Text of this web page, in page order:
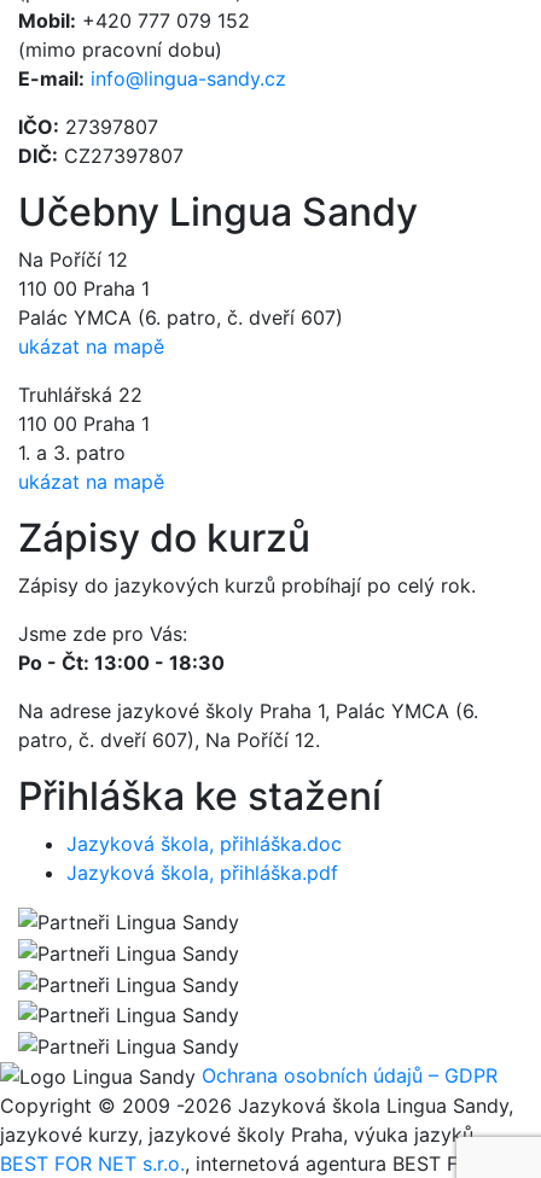
Mobil: +420 777 079 152
(mimo pracovní dobu)
E-mail: info@lingua-sandy.cz
IČO: 27397807
DIČ: CZ27397807
Učebny Lingua Sandy
Na Poříčí 12
110 00 Praha 1
Palác YMCA (6. patro, č. dveří 607)
ukázat na mapě
Truhlářská 22
110 00 Praha 1
1. a 3. patro
ukázat na mapě
Zápisy do kurzů
Zápisy do jazykových kurzů probíhají po celý rok.
Jsme zde pro Vás:
Po - Čt: 13:00 - 18:30
Na adrese jazykové školy Praha 1, Palác YMCA (6.
patro, č. dveří 607), Na Poříčí 12.
Přihláška ke stažení
Jazyková škola, přihláška.doc
Jazyková škola, přihláška.pdf
Ochrana osobních údajů – GDPR
Copyright © 2009 -2026 Jazyková škola Lingua Sandy,
jazykové kurzy, jazykové školy Praha, výuka jazyků
BEST FOR NET s.r.o., internetová agentura BEST FOR NET